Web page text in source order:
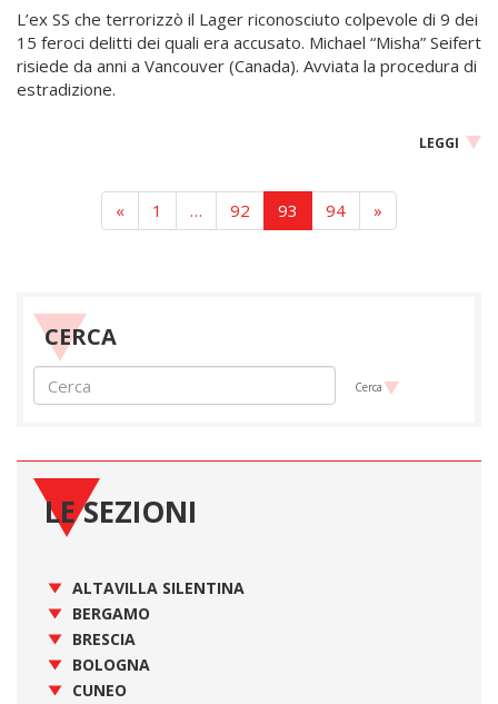
L’ex SS che terrorizzò il Lager riconosciuto colpevole di 9 dei
15 feroci delitti dei quali era accusato. Michael “Misha” Seifert
risiede da anni a Vancouver (Canada). Avviata la procedura di
estradizione.
LEGGI
« 1 … 92 93 94 »
CERCA
Cerca
LE SEZIONI
ALTAVILLA SILENTINA
BERGAMO
BRESCIA
BOLOGNA
CUNEO